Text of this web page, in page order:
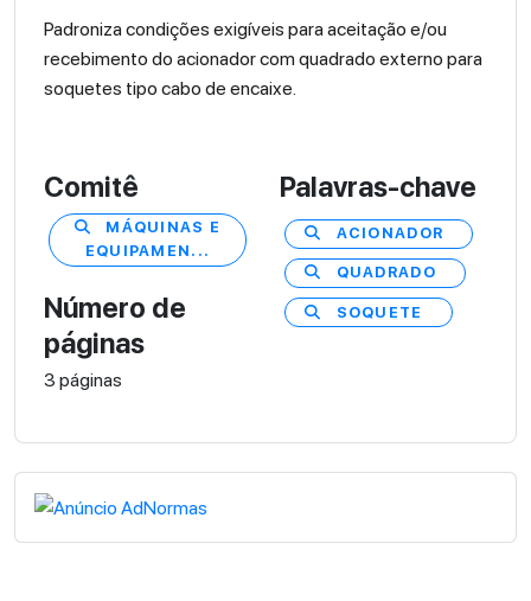
Padroniza condições exigíveis para aceitação e/ou
recebimento do acionador com quadrado externo para
soquetes tipo cabo de encaixe.
Comitê
MÁQUINAS E
EQUIPAMEN...
Número de
páginas
3 páginas
Palavras-chave
ACIONADOR
QUADRADO
SOQUETE